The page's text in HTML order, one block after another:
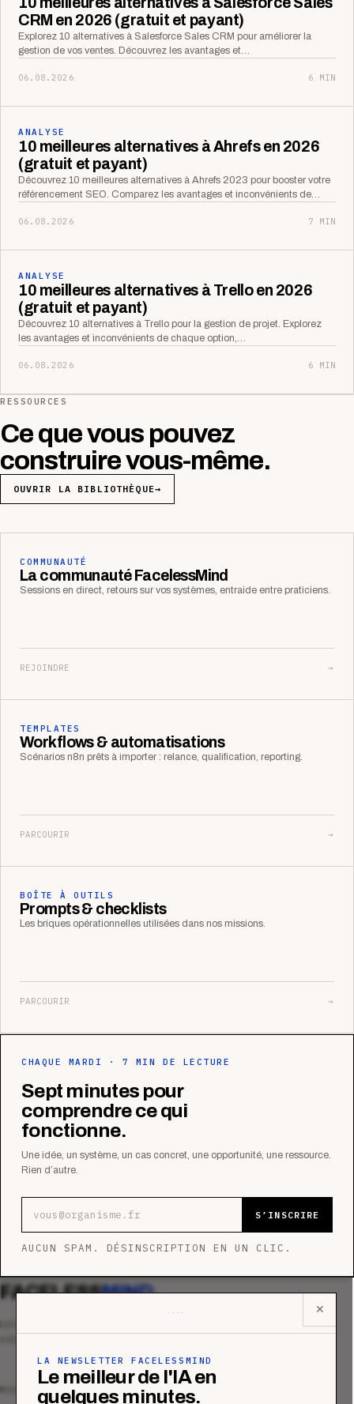
CRM en 2026 (gratuit et payant)
Explorez 10 alternatives à Salesforce Sales CRM pour améliorer la
gestion de vos ventes. Découvrez les avantages et…
06.08.2026 6 MIN
ANALYSE
10 meilleures alternatives à Ahrefs en 2026
(gratuit et payant)
Découvrez 10 meilleures alternatives à Ahrefs 2023 pour booster votre
référencement SEO. Comparez les avantages et inconvénients de…
06.08.2026 7 MIN
ANALYSE
10 meilleures alternatives à Trello en 2026
(gratuit et payant)
Découvrez 10 alternatives à Trello pour la gestion de projet. Explorez
les avantages et inconvénients de chaque option,…
06.08.2026 6 MIN
RESSOURCES
Ce que vous pouvez
construire vous-même.
OUVRIR LA BIBLIOTHÈQUE→
COMMUNAUTÉ
La communauté FacelessMind
Sessions en direct, retours sur vos systèmes, entraide entre praticiens.
REJOINDRE →
TEMPLATES
Workflows & automatisations
Scénarios n8n prêts à importer : relance, qualification, reporting.
PARCOURIR →
BOÎTE À OUTILS
Prompts & checklists
Les briques opérationnelles utilisées dans nos missions.
PARCOURIR →
CHAQUE MARDI · 7 MIN DE LECTURE
Sept minutes pour
comprendre ce qui
fonctionne.
Une idée, un système, un cas concret, une opportunité, une ressource.
Rien d’autre.
S’INSCRIRE
AUCUN SPAM. DÉSINSCRIPTION EN UN CLIC.
✕
LA NEWSLETTER FACELESSMIND
Le meilleur de l'IA en
quelques minutes.
FACELESSMIND
Le média qui mesurent la performance
commerciale des organismes de formation.
MAGAZINE